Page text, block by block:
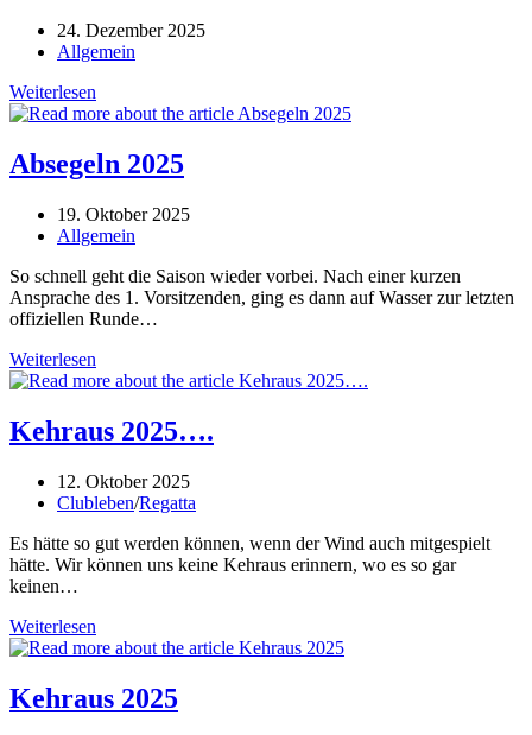
Beitrag
veröffentlicht:
24. Dezember 2025
Beitrags-
Allgemein
Weiterlesen
Absegeln 2025
Beitrag
veröffentlicht:
19. Oktober 2025
Beitrags-
Allgemein
So schnell geht die Saison wieder vorbei. Nach einer kurzen
Ansprache des 1. Vorsitzenden, ging es dann auf Wasser zur letzten
offiziellen Runde…
Weiterlesen
2025
Kehraus 2025….
Beitrag
veröffentlicht:
12. Oktober 2025
Beitrags-
Clubleben/Regatta
Es hätte so gut werden können, wenn der Wind auch mitgespielt
hätte. Wir können uns keine Kehraus erinnern, wo es so gar
keinen…
Weiterlesen
2025….
Kehraus 2025